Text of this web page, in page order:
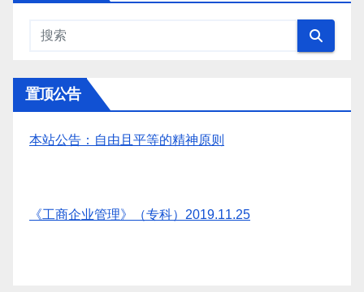
置顶公告
本站公告：自由且平等的精神原则
《工商企业管理》（专科）2019.11.25